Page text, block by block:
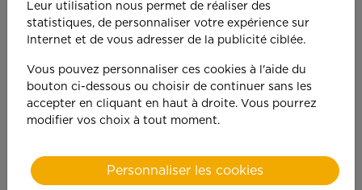
On est toujours plus
quand on y met du
Leur utilisation nous permet de réaliser des
statistiques, de personnaliser votre expérience sur
Internet et de vous adresser de la publicité ciblée.
Vous pouvez personnaliser ces cookies à l'aide du
bouton ci-dessous ou choisir de continuer sans les
accepter en cliquant en haut à droite. Vous pourrez
modifier vos choix à tout moment.
Personnaliser les cookies